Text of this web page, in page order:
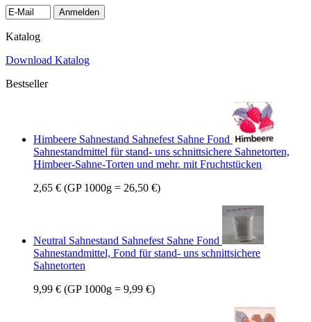
Anmelden
Katalog
Download Katalog
Bestseller
Himbeere Sahnestand Sahnefest Sahne Fond
Sahnestandmittel für stand- uns schnittsichere Sahnetorten,
Himbeer-Sahne-Torten und mehr. mit Fruchtstücken
2,65 € (GP 1000g = 26,50 €)
Neutral Sahnestand Sahnefest Sahne Fond
Sahnestandmittel, Fond für stand- uns schnittsichere
Sahnetorten
9,99 € (GP 1000g = 9,99 €)